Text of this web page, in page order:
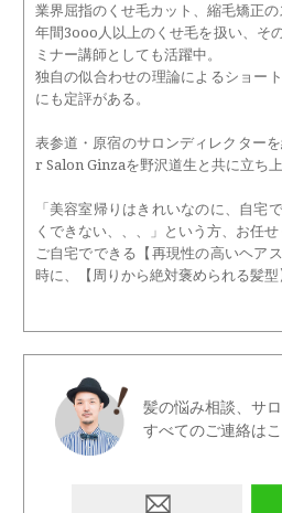
業界屈指のくせ毛カット、縮毛矯正の
年間3ooo人以上のくせ毛を扱い、そ
ミナー講師としても活躍中。
独自の似合わせの理論によるショー
にも定評がある。
表参道・原宿のサロンディレクター
r Salon Ginzaを野沢道生と共に立ち上
「美容室帰りはきれいなのに、自宅
くできない、、、」という方、お任せ
ご自宅でできる【再現性の高いヘア
時に、【周りから絶対褒められる髪型
髪の悩み相談、サ
すべてのご連絡はこ